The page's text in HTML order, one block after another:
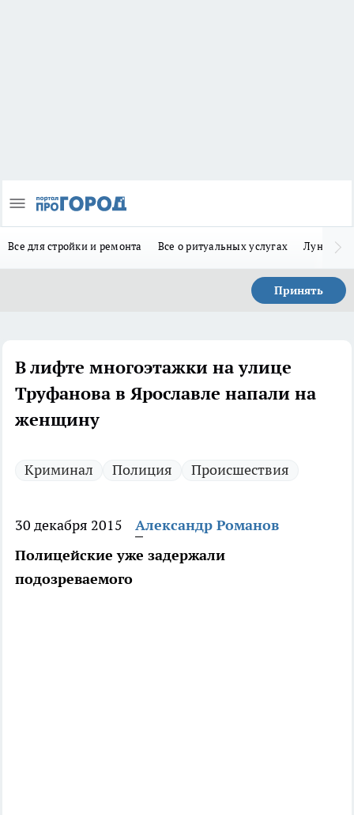
Все для стройки и ремонта Все о ритуальных услугах Лунно-
Принять
В лифте многоэтажки на улице
Труфанова в Ярославле напали на
женщину
Криминал Полиция Происшествия
30 декабря 2015
Александр Романов
Полицейские уже задержали
подозреваемого